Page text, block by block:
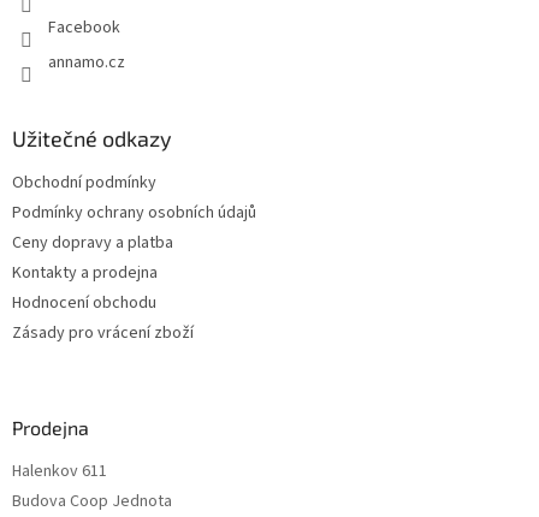
Facebook
annamo.cz
Užitečné odkazy
Obchodní podmínky
Podmínky ochrany osobních údajů
Ceny dopravy a platba
Kontakty a prodejna
Hodnocení obchodu
Zásady pro vrácení zboží
Prodejna
Halenkov 611
Budova Coop Jednota